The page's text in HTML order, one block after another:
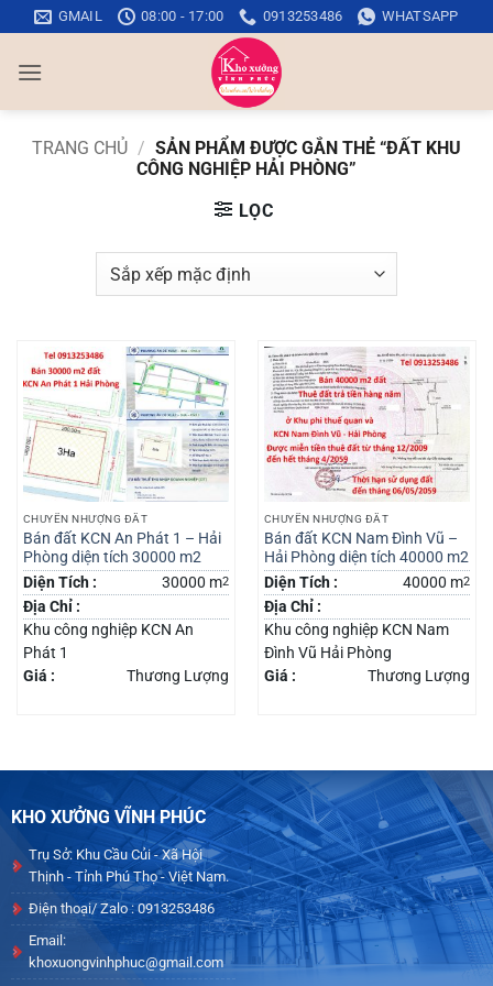
qua
nội
GMAIL 08:00 - 17:00 0913253486 WHATSAPP
TRANG CHỦ / SẢN PHẨM ĐƯỢC GẮN THẺ “ĐẤT KHU
CÔNG NGHIỆP HẢI PHÒNG”
LỌC
CHUYỂN NHƯỢNG ĐẤT
Bán đất KCN An Phát 1 – Hải
Phòng diện tích 30000 m2
Diện Tích :
30000 m2
Địa Chỉ :
Khu công nghiệp KCN An
Phát 1
Giá :
Thương Lượng
CHUYỂN NHƯỢNG ĐẤT
Bán đất KCN Nam Đình Vũ –
Hải Phòng diện tích 40000 m2
Diện Tích :
40000 m2
Địa Chỉ :
Khu công nghiệp KCN Nam
Đình Vũ Hải Phòng
Giá :
Thương Lượng
KHO XƯỞNG VĨNH PHÚC
Trụ Sở: Khu Cầu Củi - Xã Hội
Thịnh - Tỉnh Phú Thọ - Việt Nam.
Điện thoại/ Zalo : 0913253486
Email:
khoxuongvinhphuc@gmail.com